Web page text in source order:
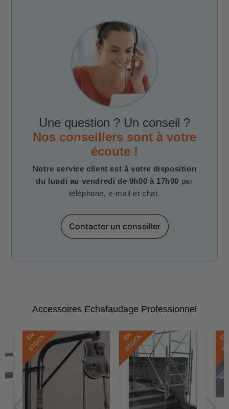
Une question ? Un conseil ?
Nos conseillers sont à votre
écoute !
Notre service client est à votre disposition
du lundi au vendredi de 9h00 à 17h00 par
téléphone, e-mail et chat.
Contacter un conseiller
Accessoires Echafaudage Professionnel
E
N
S
T
O
C
K E
N
S
T
O
C
K E
N
S
T
O
C